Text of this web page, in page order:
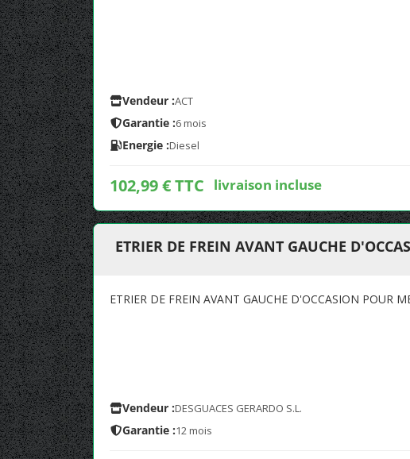
Vendeur :ACT
Garantie :6 mois
Energie :Diesel
102,99 € TTC livraison incluse
ETRIER DE FREIN AVANT GAUCHE
ETRIER DE FREIN AVANT GAUCHE D'OCCASION POUR
Vendeur :DESGUACES GERARDO S.L.
Garantie :12 mois